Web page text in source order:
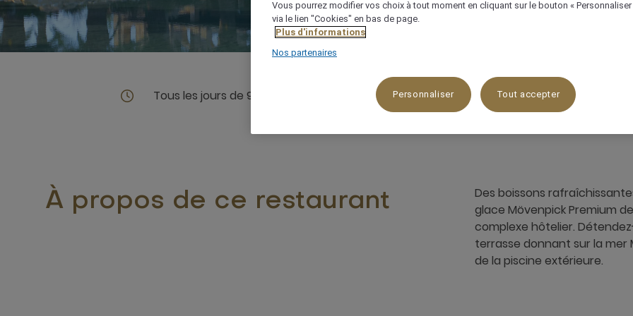
Tous les jours de 9h à 19h Dead Sea Road, Sweimeh, Po Box 815538, 11180, dead-
À propos de ce restaurant
Des boissons
glace Mövenpick Premium
complexe hôtelier.
terrasse donnant sur la
de la piscine extérieure.
Vous pourrez modifier vos choix à tout moment en cliquant sur le bouton «
via le lien "Cookies" en bas de page.
Plus d'informations
Nos partenaires
Personnaliser Tout accepter